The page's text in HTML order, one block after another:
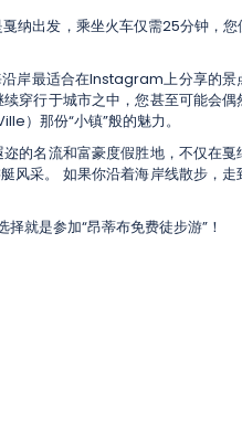
纳出发，乘坐火车仅需25分钟，
岸最适合在Instagram上分享的景
穿行于城市之中，您甚至可能会
）那份“小镇”般的魅力。
的名流和富豪度假胜地，不仅在
风采。 如果你沿着海岸线散步，
就是参加“昂蒂布免费徒步游”！